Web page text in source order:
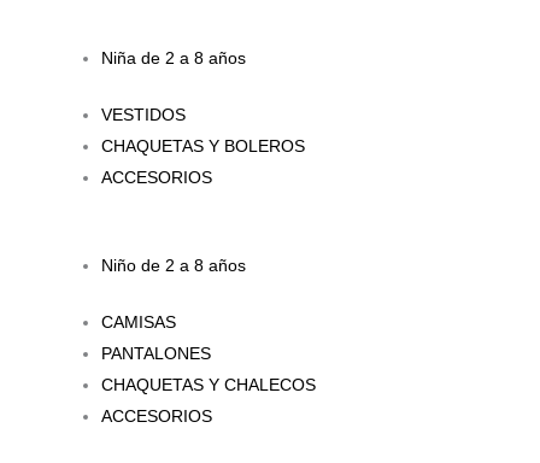
Niña de 2 a 8 años
VESTIDOS
CHAQUETAS Y BOLEROS
ACCESORIOS
Niño de 2 a 8 años
CAMISAS
PANTALONES
CHAQUETAS Y CHALECOS
ACCESORIOS